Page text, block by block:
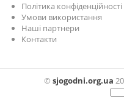
Політика конфіденційності
Умови використання
Наші партнери
Контакти
© sjogodni.org.ua